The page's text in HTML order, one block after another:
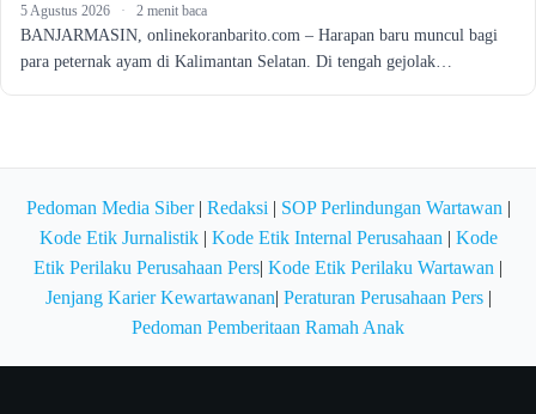
5 Agustus 2026 · 2 menit baca
BANJARMASIN, onlinekoranbarito.com – Harapan baru muncul bagi
para peternak ayam di Kalimantan Selatan. Di tengah gejolak…
Pedoman Media Siber| Redaksi | SOP Perlindungan Wartawan |
Kode Etik Jurnalistik| Kode Etik Internal Perusahaan | Kode
Etik Perilaku Perusahaan Pers| Kode Etik Perilaku Wartawan |
Jenjang Karier Kewartawanan| Peraturan Perusahaan Pers|
Pedoman Pemberitaan Ramah Anak